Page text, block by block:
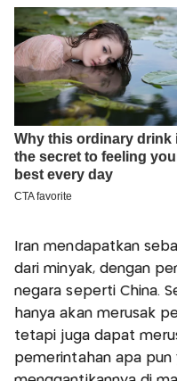
Iran mendapatkan
dari minyak, dengan
negara seperti China.
hanya akan merusak
tetapi juga dapat
pemerintahan apa pun